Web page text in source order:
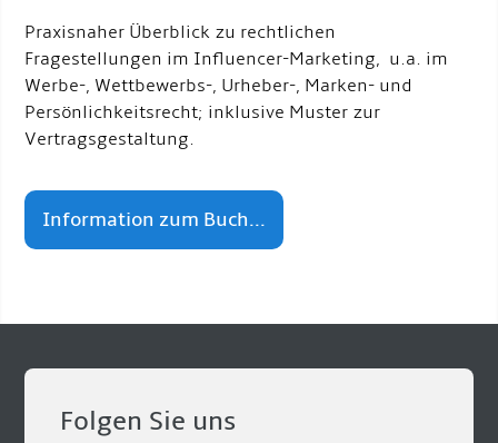
Praxisnaher Überblick zu rechtlichen
Fragestellungen im Influencer-Marketing, u.a. im
Werbe-, Wettbewerbs-, Urheber-, Marken- und
Persönlichkeitsrecht; inklusive Muster zur
Vertragsgestaltung.
Information zum Buch...
Folgen Sie uns